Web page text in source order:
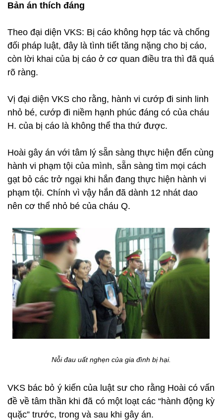
Bản án thích đáng
Theo đại diện VKS: Bị cáo không hợp tác và chống
đối pháp luật, đây là tình tiết tăng nặng cho bị cáo,
còn lời khai của bị cáo ở cơ quan điều tra thì đã quá
rõ ràng.
Vị đại diện VKS cho rằng, hành vi cướp đi sinh linh
nhỏ bé, cướp đi niềm hạnh phúc đáng có của cháu
H. của bị cáo là không thể tha thứ được.
Hoài gây án với tâm lý sẵn sàng thực hiện đến cùng
hành vi phạm tội của mình, sẵn sàng tìm mọi cách
gạt bỏ các trở ngại khi hắn đang thực hiện hành vi
phạm tội. Chính vì vậy hắn đã dành 12 nhát dao
nên cơ thể nhỏ bé của cháu Q.
Nỗi đau uất nghẹn của gia đình bị hại.
VKS bác bỏ ý kiến của luật sư cho rằng Hoài có vấn
đề về tâm thần khi đã có một loạt các “hành động kỳ
quặc” trước, trong và sau khi gây án.